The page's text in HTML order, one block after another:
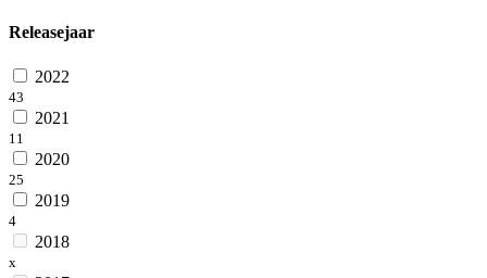
Releasejaar
2022
43
2021
11
2020
25
2019
4
2018
x